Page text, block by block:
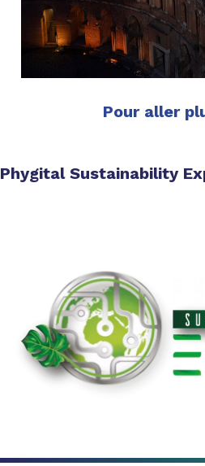
Pour aller
Phygital Sustainability